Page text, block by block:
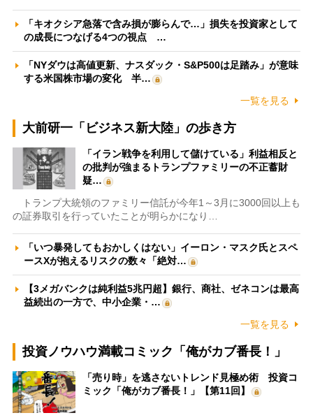
「キオクシア急落で含み損が膨らんで…」損失を投資家として
の成長につなげる4つの視点 …
「NYダウは高値更新、ナスダック・S&P500は足踏み」が意味
する米国株市場の変化 半…
一覧を見る
大前研一「ビジネス新大陸」の歩き方
「イラン戦争を利用して儲けている」利益相反と
の批判が強まるトランプファミリーの不正蓄財
疑…
トランプ大統領のファミリー信託が今年1～3月に3000回以上も
の証券取引を行っていたことが明らかになり…
「いつ暴発してもおかしくはない」イーロン・マスク氏とスペ
ースXが抱えるリスクの数々「絶対…
【3メガバンクは純利益5兆円超】銀行、商社、ゼネコンは最高
益続出の一方で、中小企業・…
一覧を見る
投資ノウハウ満載コミック「俺がカブ番長！」
「売り時」を逃さないトレンド見極め術 投資コ
ミック「俺がカブ番長！」【第11回】